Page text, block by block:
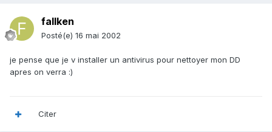
fallken
Posté(e) 16 mai 2002
je pense que je v installer un antivirus pour nettoyer mon DD
apres on verra :)
Citer